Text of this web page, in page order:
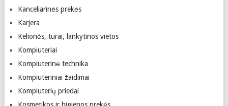
Kanceliarinės prekės
Karjera
Kelionės, turai, lankytinos vietos
Kompiuteriai
Kompiuterinė technika
Kompiuteriniai žaidimai
Kompiuterių priedai